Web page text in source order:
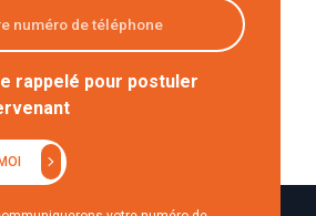
rappelé pour postuler
chevron_right